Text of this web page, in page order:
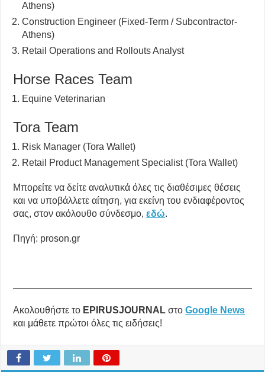
Athens)
Construction Engineer (Fixed-Term / Subcontractor-
Athens)
Retail Operations and Rollouts Analyst
Horse Races Team
Equine Veterinarian
Tora Team
Risk Manager (Tora Wallet)
Retail Product Management Specialist (Tora Wallet)
Μπορείτε να δείτε αναλυτικά όλες τις διαθέσιμες θέσεις
και να υποβάλλετε αίτηση, για εκείνη του ενδιαφέροντος
σας, στον ακόλουθο σύνδεσμο,εδώ.
Πηγή: proson.gr
Ακολουθήστε το EPIRUSJOURNAL στοGoogle News
και μάθετε πρώτοι όλες τις ειδήσεις!